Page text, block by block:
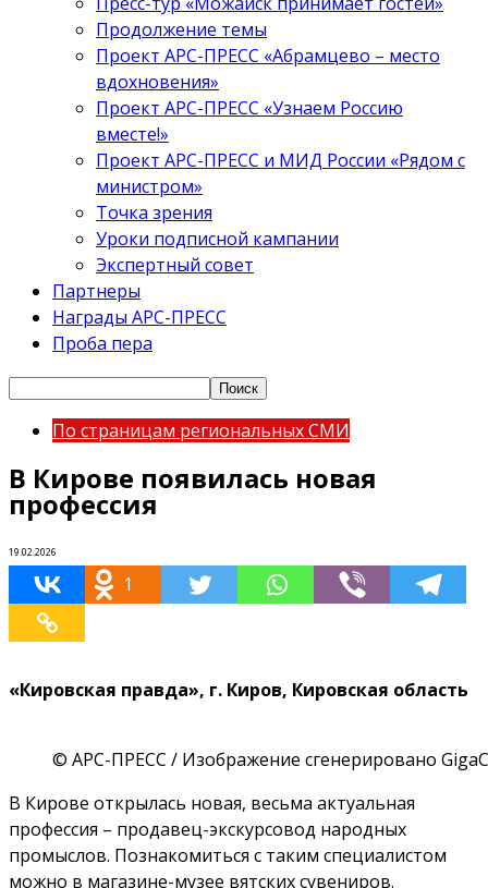
Продолжение темы
Проект АРС-ПРЕСС «Абрамцево – место
вдохновения»
Проект АРС-ПРЕСС «Узнаем Россию
вместе!»
Проект АРС-ПРЕСС и МИД России «Рядом с
министром»
Точка зрения
Уроки подписной кампании
Экспертный совет
Партнеры
Награды АРС-ПРЕСС
Проба пера
По страницам региональных СМИ
В Кирове появилась новая
профессия
19.02.2026
1
«Кировская правда», г. Киров, Кировская область
© АРС-ПРЕСС / Изображение сгенерировано
В Кирове открылась новая, весьма актуальная
профессия – продавец-экскурсовод народных
промыслов. Познакомиться с таким специалистом
можно в магазине-музее вятских сувениров.